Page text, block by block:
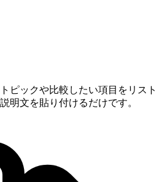
ピックや比較したい項目をリスト
明文を貼り付けるだけです。